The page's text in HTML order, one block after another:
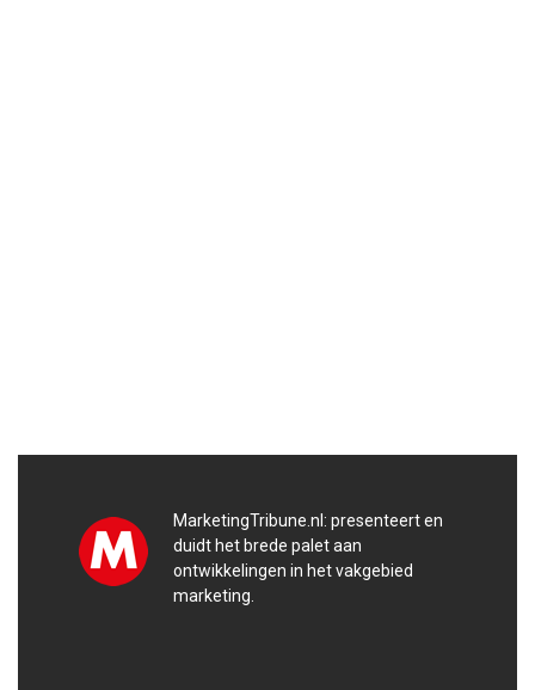
MarketingTribune.nl: presenteert en
duidt het brede palet aan
ontwikkelingen in het vakgebied
marketing.